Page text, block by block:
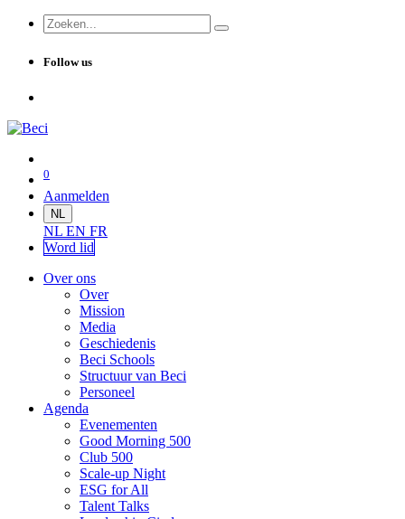
Follow us
0
Aanmelden
NL
NL EN FR
Word lid
Over ons
Over
Mission
Media
Geschiedenis
Beci Schools
Structuur van Beci
Personeel
Agenda
Evenementen
Good Morning 500
Club 500
Scale-up Night
ESG for All
Talent Talks